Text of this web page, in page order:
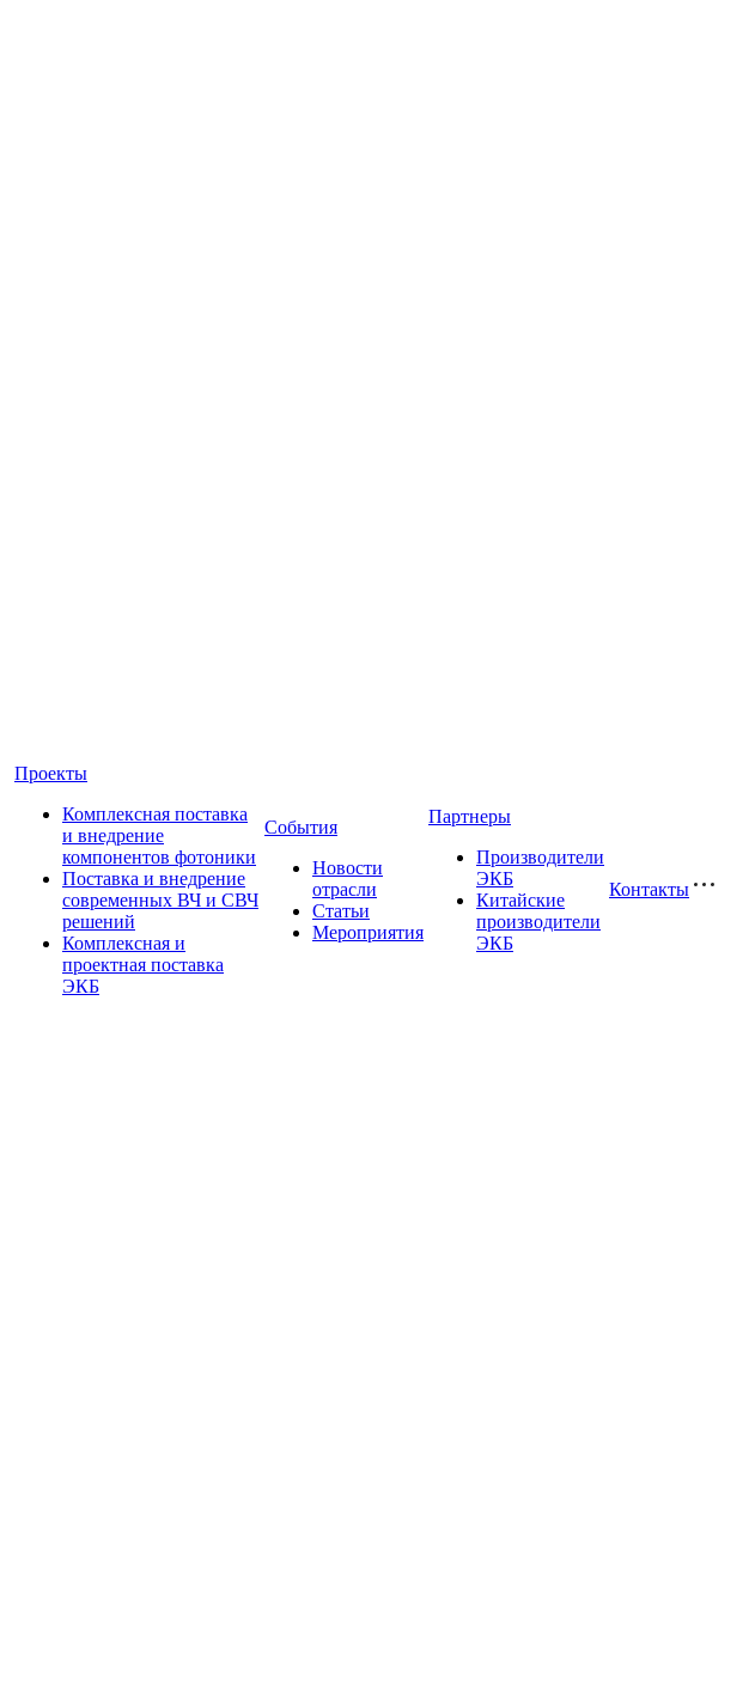
Проекты
Комплексная поставка
и внедрение
компонентов фотоники
Поставка и внедрение
современных ВЧ и СВЧ
решений
Комплексная и
проектная поставка
ЭКБ
События
Новости
отрасли
Статьи
Мероприятия
Партнеры
Производители
ЭКБ
Китайские
производители
ЭКБ
Контакты